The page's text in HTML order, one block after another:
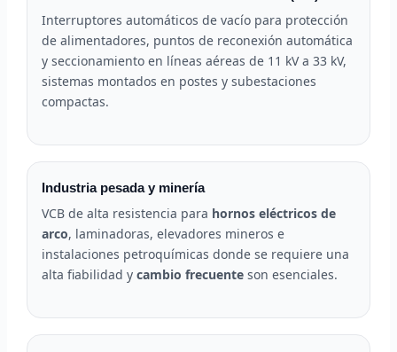
Interruptores automáticos de vacío para protección
de alimentadores, puntos de reconexión automática
y seccionamiento en líneas aéreas de 11 kV a 33 kV,
sistemas montados en postes y subestaciones
compactas.
Industria pesada y minería
VCB de alta resistencia para hornos eléctricos de
arco, laminadoras, elevadores mineros e
instalaciones petroquímicas donde se requiere una
alta fiabilidad ycambio frecuente son esenciales.